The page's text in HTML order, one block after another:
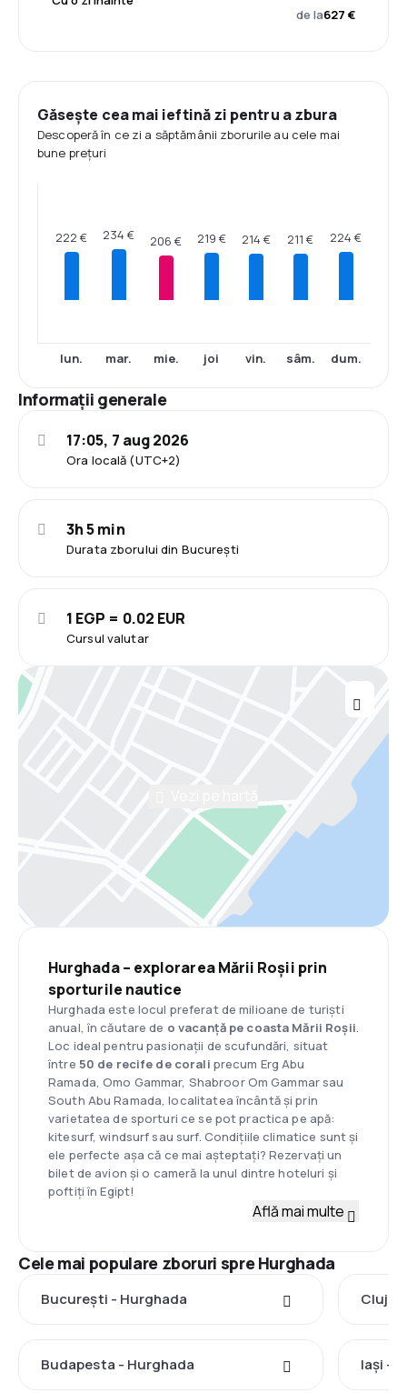
de la627 €
Găsește cea mai ieftină zi pentru a zbura
Descoperă în ce zi a săptămânii zborurile au cele mai
bune prețuri
222 €
lun.
234 €
mar.
206 €
mie.
219 €
joi
214 €
vin.
211 €
sâm.
224 €
dum.
Informații generale
Ora locală (UTC+2)
17:05, 7 aug 2026
Durata zborului din București
3h 5 min
Cursul valutar
1 EGP = 0.02 EUR
Hurghada – explorarea Mării Roșii prin
sporturile nautice
Hurghada este locul preferat de milioane de turiști
anual, în căutare de o vacanță pe coasta Mării Roșii.
Loc ideal pentru pasionații de scufundări, situat
între 50 de recife de corali precum Erg Abu
Ramada, Omo Gammar, Shabroor Om Gammar sau
South Abu Ramada, localitatea încântă și prin
varietatea de sporturi ce se pot practica pe apă:
kitesurf, windsurf sau surf. Condițiile climatice sunt și
ele perfecte așa că ce mai așteptați? Rezervați un
bilet de avion și o cameră la unul dintre hoteluri și
poftiți în Egipt!
Află mai multe
Cele mai populare zboruri spre Hurghada
București - Hurghada Cluj-
Budapesta - Hurghada Iași -